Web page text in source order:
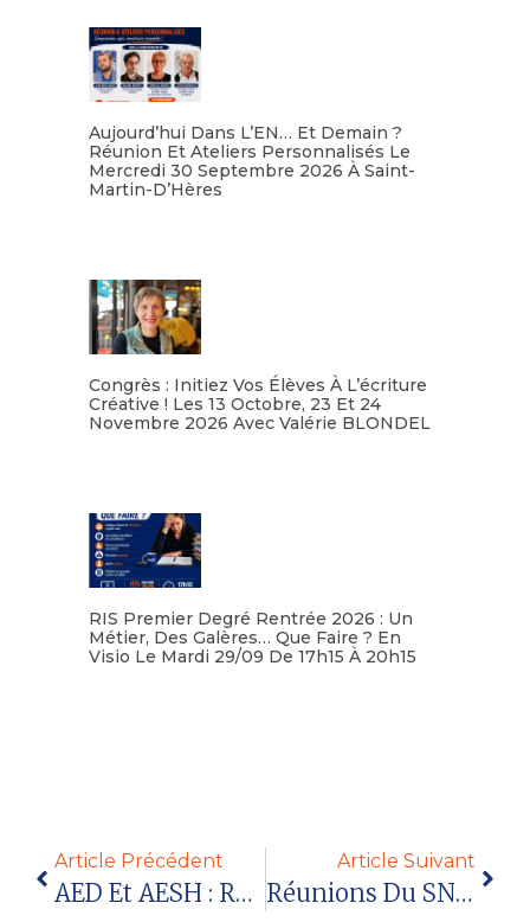
Aujourd’hui Dans L’EN… Et Demain ?
Réunion Et Ateliers Personnalisés Le
Mercredi 30 Septembre 2026 À Saint-
Martin-D’Hères
Congrès : Initiez Vos Élèves À L’écriture
Créative ! Les 13 Octobre, 23 Et 24
Novembre 2026 Avec Valérie BLONDEL
RIS Premier Degré Rentrée 2026 : Un
Métier, Des Galères… Que Faire ? En
Visio Le Mardi 29/09 De 17h15 À 20h15
Article Précédent
AED Et AESH : Réunions D’information Syndicale Octobre 2022 – Isère Et Drôme
Article Suivant
Réunions Du SNALC-Grenoble Septembre-Octobre 2022